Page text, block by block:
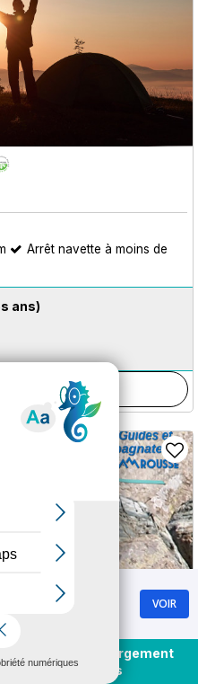
Achat et rechargement
forfaits
Arrêt navette à moins de
ans)
VOIR